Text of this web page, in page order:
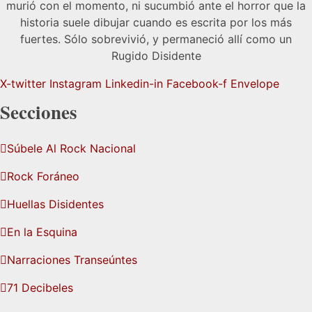
murió con el momento, ni sucumbió ante el horror que la
historia suele dibujar cuando es escrita por los más
fuertes. Sólo sobrevivió, y permaneció allí como un
Rugido Disidente
X-twitter Instagram Linkedin-in Facebook-f Envelope
Secciones
Súbele Al Rock Nacional
Rock Foráneo
Huellas Disidentes
En la Esquina
Narraciones Transeúntes
71 Decibeles